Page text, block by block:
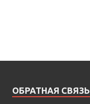
ОБРАТНАЯ СВЯЗЬ